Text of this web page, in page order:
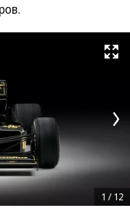
Развернуть
1 / 12